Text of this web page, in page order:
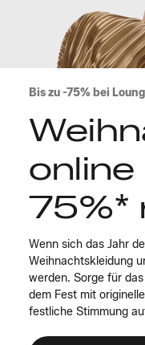
Bis zu -75% bei
online
75%*
Wenn sich das Jahr
Weihnachtskleidung
werden. Sorge für
dem Fest mit
festliche Stimmung